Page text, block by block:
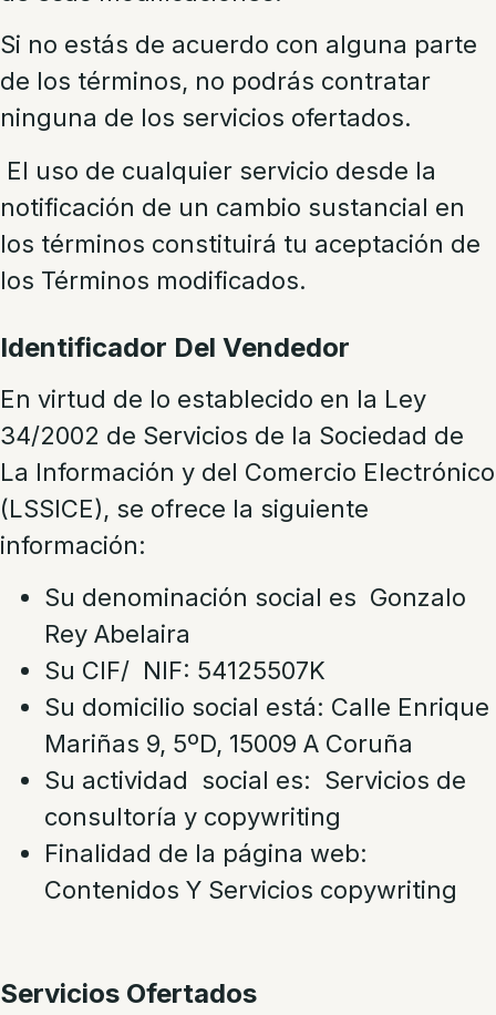
Si no estás de acuerdo con alguna parte
de los términos, no podrás contratar
ninguna de los servicios ofertados.
El uso de cualquier servicio desde la
notificación de un cambio sustancial en
los términos constituirá tu aceptación de
los Términos modificados.
Identificador Del Vendedor
En virtud de lo establecido en la Ley
34/2002 de Servicios de la Sociedad de
La Información y del Comercio Electrónico
(LSSICE), se ofrece la siguiente
información:
Su denominación social es Gonzalo
Rey Abelaira
Su CIF/ NIF: 54125507K
Su domicilio social está: Calle Enrique
Mariñas 9, 5ºD, 15009 A Coruña
Su actividad social es: Servicios de
consultoría y copywriting
Finalidad de la página web:
Contenidos Y Servicios copywriting
Servicios Ofertados